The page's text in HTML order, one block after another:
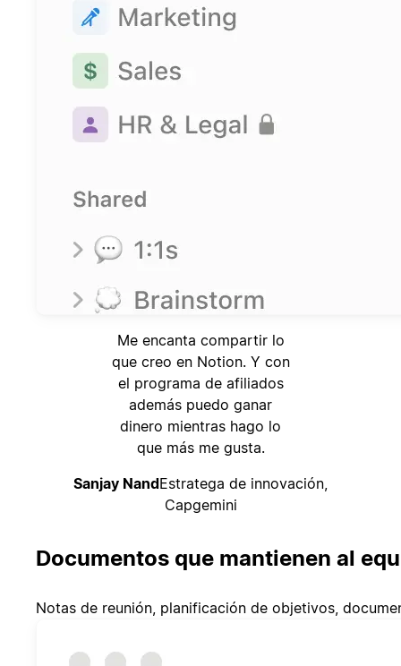
Me encanta compartir lo
que creo en Notion. Y con
el programa de afiliados
además puedo ganar
dinero mientras hago lo
que más me gusta.
Sanjay NandEstratega de innovación,
Capgemini
Documentos que mantienen al
Notas de reunión, planificación de objetivos,